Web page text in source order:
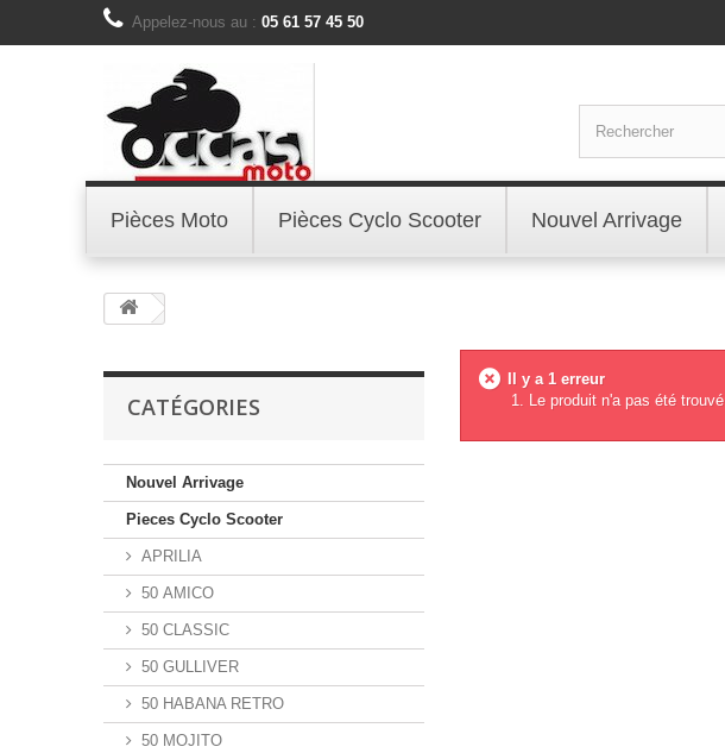
Appelez-nous au : 05 61 57 45 50
Pièces Moto Pièces Cyclo Scooter Nouvel Arrivage
CATÉGORIES
Nouvel Arrivage
Pieces Cyclo Scooter
APRILIA
50 AMICO
50 CLASSIC
50 GULLIVER
50 HABANA RETRO
50 MOJITO
Il y a 1 erreur
Le produit n'a pas été trouvé